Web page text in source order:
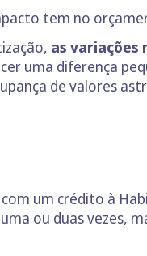
tem no
as variações
uma diferença
de valores
um crédito à
ou duas vezes,